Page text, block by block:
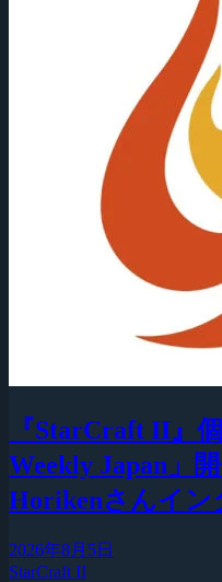
『StarCraft II』
Weekly Japan」
Horikenさんイン
2026年8月5日
StarCraft II